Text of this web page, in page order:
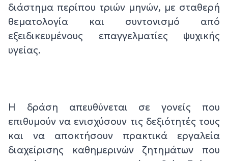
διάστημα περίπου τριών μηνών, με σταθερή
θεματολογία και συντονισμό από
εξειδικευμένους επαγγελματίες ψυχικής
υγείας.
Η δράση απευθύνεται σε γονείς που
επιθυμούν να ενισχύσουν τις δεξιότητές τους
και να αποκτήσουν πρακτικά εργαλεία
διαχείρισης καθημερινών ζητημάτων που